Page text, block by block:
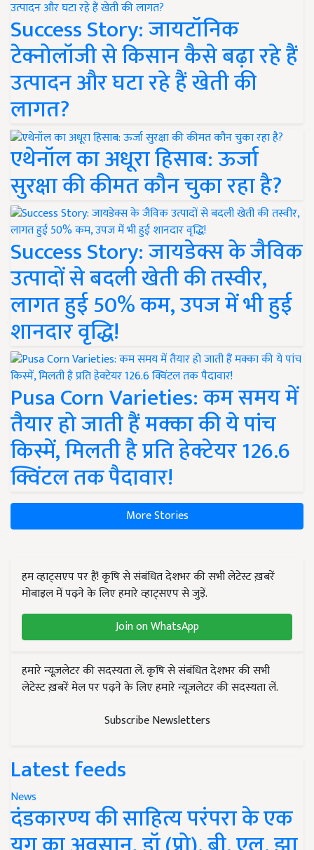
Success Story: जायटॉनिक
टेक्नोलॉजी से किसान कैसे बढ़ा रहे हैं
उत्पादन और घटा रहे हैं खेती की
लागत?
एथेनॉल का अधूरा हिसाब: ऊर्जा
सुरक्षा की कीमत कौन चुका रहा है?
Success Story: जायडेक्स के जैविक
उत्पादों से बदली खेती की तस्वीर,
लागत हुई 50% कम, उपज में भी हुई
शानदार वृद्धि!
Pusa Corn Varieties: कम समय में
तैयार हो जाती हैं मक्का की ये पांच
किस्में, मिलती है प्रति हेक्टेयर 126.6
क्विंटल तक पैदावार!
More Stories
हम व्हाट्सएप पर हैं! कृषि से संबंधित देशभर की सभी लेटेस्ट ख़बरें
मोबाइल में पढ़ने के लिए हमारे व्हाट्सएप से जुड़ें.
Join on WhatsApp
हमारे न्यूज़लेटर की सदस्यता लें. कृषि से संबंधित देशभर की सभी
लेटेस्ट ख़बरें मेल पर पढ़ने के लिए हमारे न्यूज़लेटर की सदस्यता लें.
Subscribe Newsletters
Latest feeds
News
दंडकारण्य की साहित्य परंपरा के एक